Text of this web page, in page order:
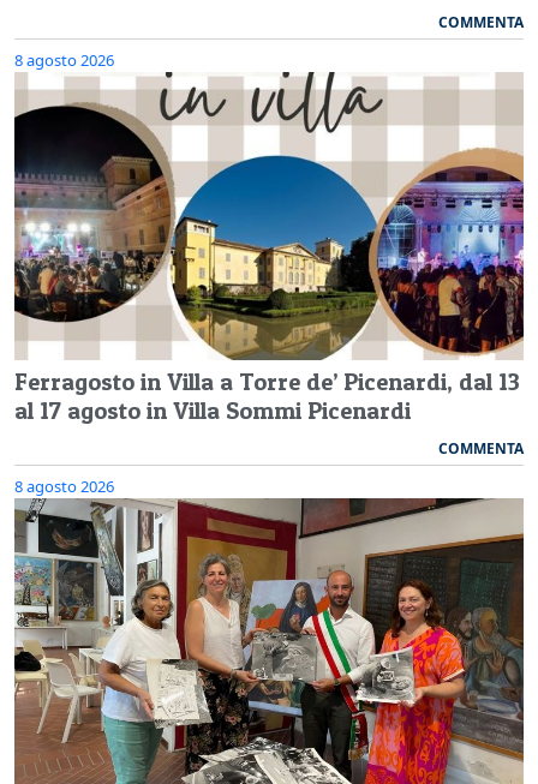
COMMENTA
8 agosto 2026
Ferragosto in Villa a Torre de’ Picenardi, dal 13
al 17 agosto in Villa Sommi Picenardi
COMMENTA
8 agosto 2026